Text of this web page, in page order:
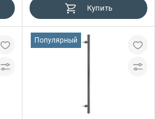
Купить
Популярный